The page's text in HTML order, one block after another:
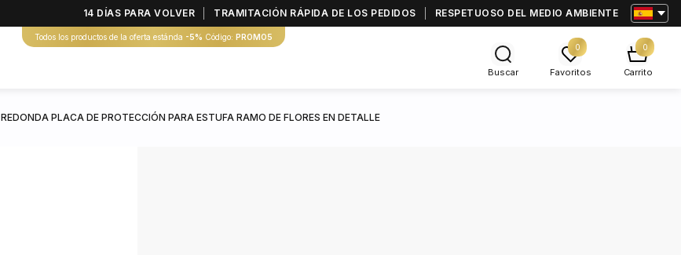
14 DÍAS PARA VOLVER TRAMITACIÓN RÁPIDA DE LOS PEDIDOS RESPETUOSO DEL MEDIO AMBIENTE
Todos los productos de la oferta estánda -5% Código: PROMO5
Buscar
0
Favoritos
0
Carrito
REDONDA PLACA DE PROTECCIÓN PARA ESTUFA RAMO DE FLORES EN DETALLE